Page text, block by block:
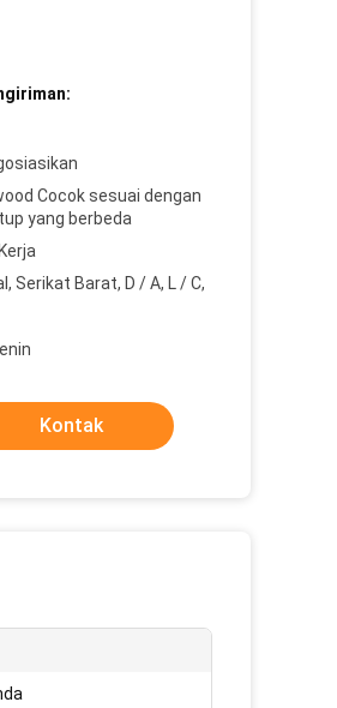
Cocok sesuai dengan
yang berbeda
Serikat Barat, D / A, L / C,
Kontak